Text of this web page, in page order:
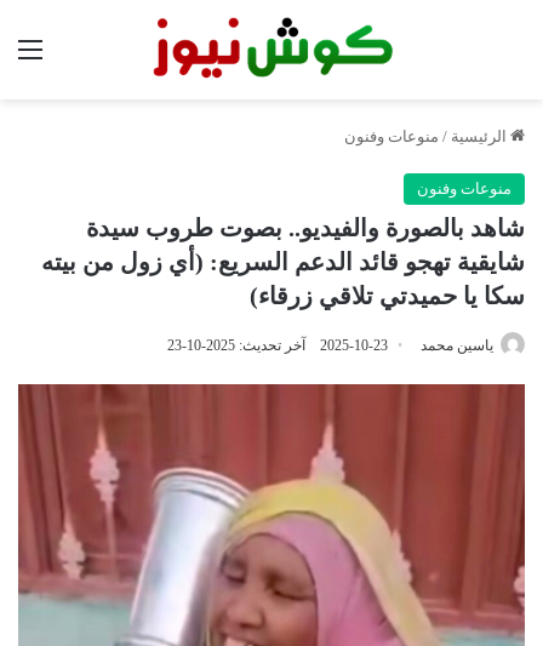
الرئيسية / منوعات وفنون
منوعات وفنون
شاهد بالصورة والفيديو.. بصوت طروب سيدة
شايقية تهجو قائد الدعم السريع: (أي زول من بيته
سكا يا حميدتي تلاقي زرقاء)
ياسين محمد 2025-10-23 آخر تحديث: 2025-10-23